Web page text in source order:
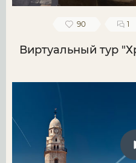
90 1
Виртуальный тур